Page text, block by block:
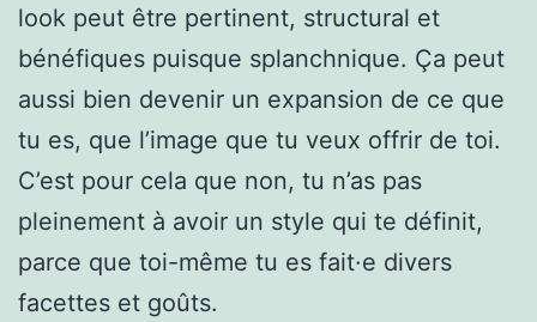
look peut être pertinent, structural et
bénéfiques puisque splanchnique. Ça peut
aussi bien devenir un expansion de ce que
tu es, que l’image que tu veux offrir de toi.
C’est pour cela que non, tu n’as pas
pleinement à avoir un style qui te définit,
parce que toi-même tu es fait·e divers
facettes et goûts.